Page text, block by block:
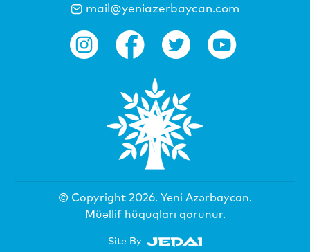
mail@yeniazerbaycan.com
© Copyright 2026. Yeni Azərbaycan.
Müəllif hüquqları qorunur.
Site By